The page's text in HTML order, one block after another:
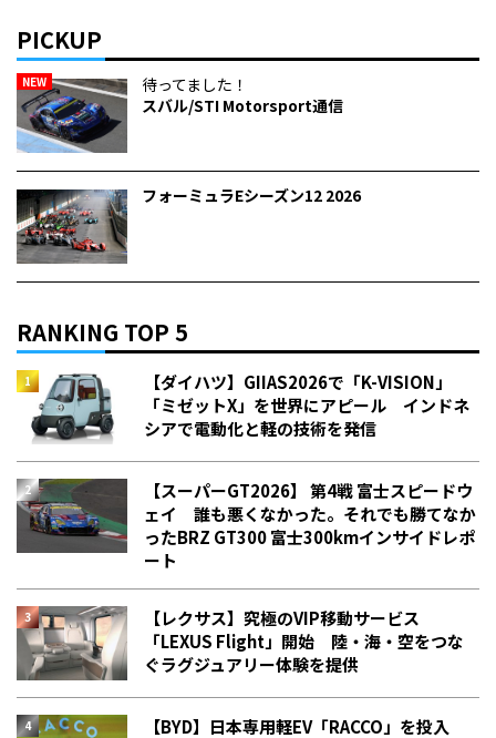
PICKUP
NEW
待ってました！
スバル/STI Motorsport通信
フォーミュラEシーズン12 2026
RANKING TOP 5
【ダイハツ】GIIAS2026で「K-VISION」
「ミゼットX」を世界にアピール インドネ
シアで電動化と軽の技術を発信
【スーパーGT2026】 第4戦 富士スピードウ
ェイ 誰も悪くなかった。それでも勝てなか
った――BRZ GT300 富士300kmインサイドレポ
ート
【レクサス】究極のVIP移動サービス
「LEXUS Flight」開始 陸・海・空をつな
ぐラグジュアリー体験を提供
【BYD】日本専用軽EV「RACCO」を投入